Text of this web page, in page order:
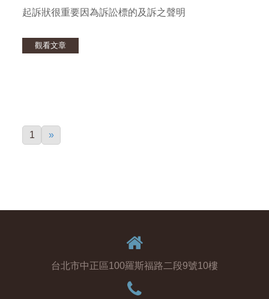
起訴狀很重要因為訴訟標的及訴之聲明
觀看文章
1 »
台北市中正區100羅斯福路二段9號10樓